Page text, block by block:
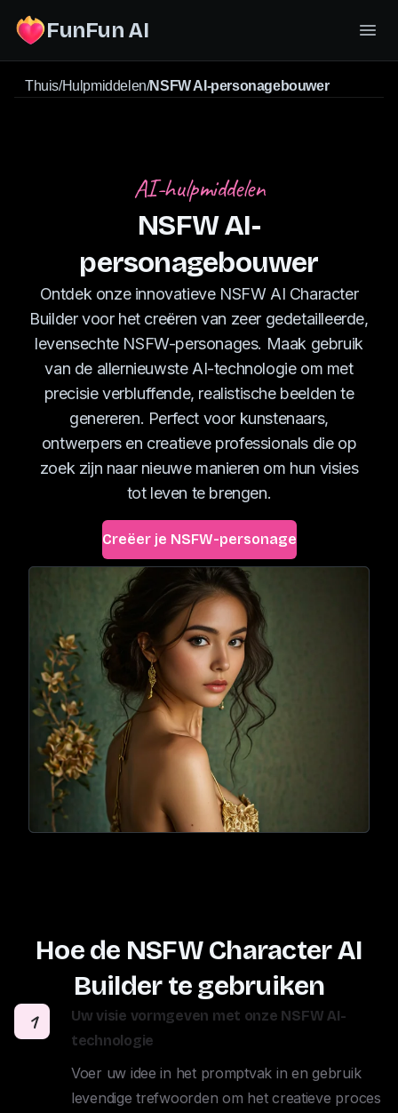
FunFun AI
Thuis/Hulpmiddelen/NSFW AI-personagebouwer
AI-hulpmiddelen
NSFW AI-
personagebouwer
Ontdek onze innovatieve NSFW AI Character
Builder voor het creëren van zeer gedetailleerde,
levensechte NSFW-personages. Maak gebruik
van de allernieuwste AI-technologie om met
precisie verbluffende, realistische beelden te
genereren. Perfect voor kunstenaars,
ontwerpers en creatieve professionals die op
zoek zijn naar nieuwe manieren om hun visies
tot leven te brengen.
Creëer je NSFW-personage
Hoe de NSFW Character AI
Builder te gebruiken
1
Uw visie vormgeven met onze NSFW AI-
technologie
Voer uw idee in het promptvak in en gebruik
levendige trefwoorden om het creatieve proces